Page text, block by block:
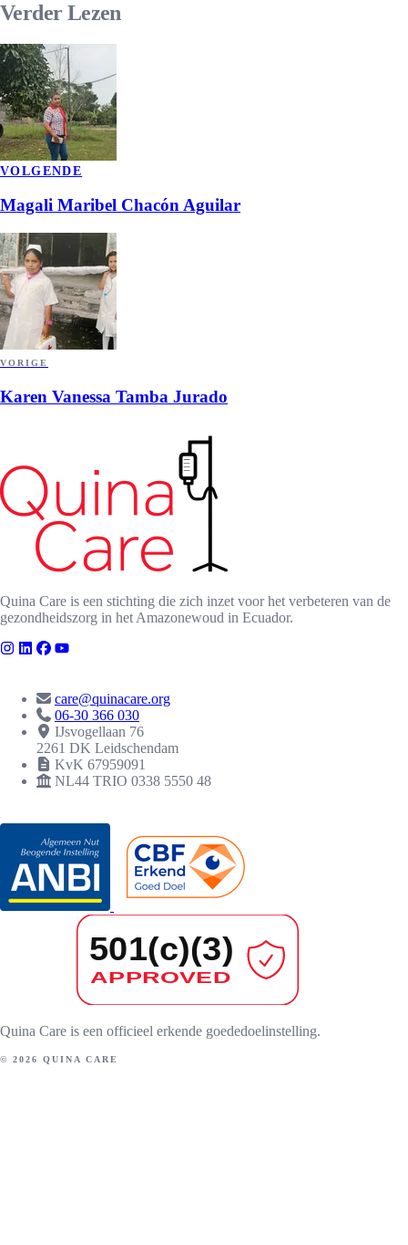
Verder Lezen
VOLGENDE
Magali Maribel Chacón Aguilar
VORIGE
Karen Vanessa Tamba Jurado
Quina Care is een stichting die zich inzet voor het verbeteren van de
gezondheidszorg in het Amazonewoud in Ecuador.
care@quinacare.org
06-30 366 030
IJsvogellaan 76
2261 DK Leidschendam
KvK 67959091
NL44 TRIO 0338 5550 48
Quina Care is een officieel erkende goededoelinstelling.
© 2026 QUINA CARE